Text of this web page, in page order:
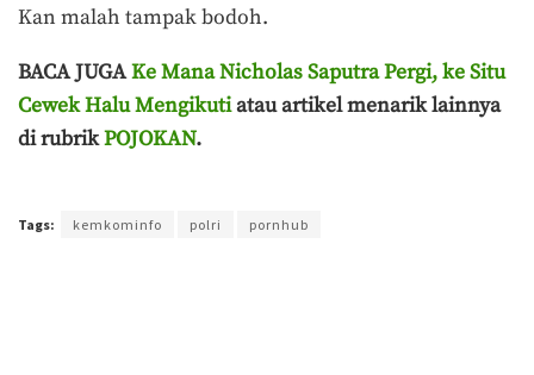
Kan malah tampak bodoh.
BACA JUGAKe Mana Nicholas Saputra Pergi, ke Situ
Cewek Halu Mengikutiatau artikel menarik lainnya
di rubrikPOJOKAN.
Tags: kemkominfo polri pornhub